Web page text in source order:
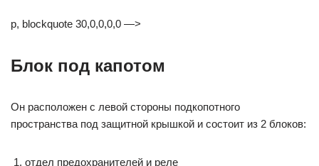
p, blockquote 30,0,0,0,0 —>
Блок под капотом
Он расположен с левой стороны подкопотного
пространства под защитной крышкой и состоит из 2 блоков:
отдел предохранителей и реле